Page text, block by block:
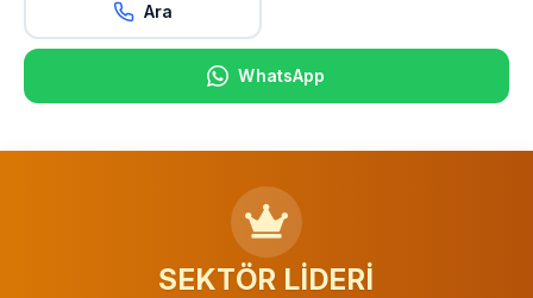
Ara
WhatsApp
SEKTÖR LİDERİ